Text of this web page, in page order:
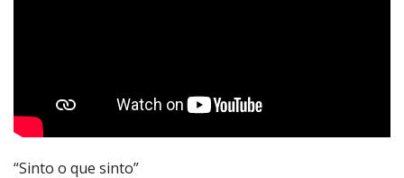
“Sinto o que sinto”